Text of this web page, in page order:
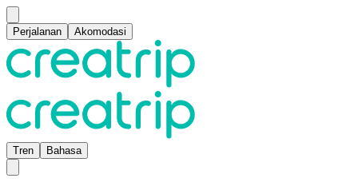
Perjalanan Akomodasi
Tren Bahasa